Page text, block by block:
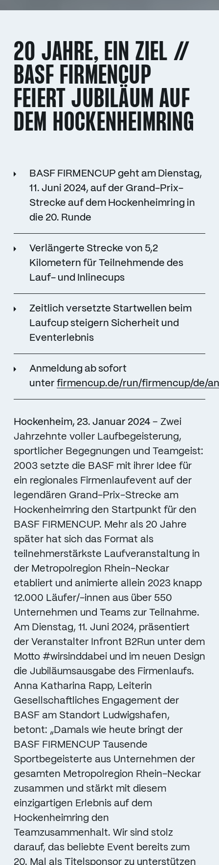
20 JAHRE, EIN ZIEL //
BASF FIRMENCUP
FEIERT JUBILÄUM AUF
DEM HOCKENHEIMRING
BASF FIRMENCUP geht am Dienstag,
11. Juni 2024, auf der Grand-Prix-
Strecke auf dem Hockenheimring in
die 20. Runde
Verlängerte Strecke von 5,2
Kilometern für Teilnehmende des
Lauf- und Inlinecups
Zeitlich versetzte Startwellen beim
Laufcup steigern Sicherheit und
Eventerlebnis
Anmeldung ab sofort
unter firmencup.de/run/firmencup/de/
Hockenheim, 23. Januar 2024 – Zwei
Jahrzehnte voller Laufbegeisterung,
sportlicher Begegnungen und Teamgeist:
2003 setzte die BASF mit ihrer Idee für
ein regionales Firmenlaufevent auf der
legendären Grand-Prix-Strecke am
Hockenheimring den Startpunkt für den
BASF FIRMENCUP. Mehr als 20 Jahre
später hat sich das Format als
teilnehmerstärkste Laufveranstaltung in
der Metropolregion Rhein-Neckar
etabliert und animierte allein 2023 knapp
12.000 Läufer/-innen aus über 550
Unternehmen und Teams zur Teilnahme.
Am Dienstag, 11. Juni 2024, präsentiert
der Veranstalter Infront B2Run unter dem
Motto #wirsinddabei und im neuen Design
die Jubiläumsausgabe des Firmenlaufs.
Anna Katharina Rapp, Leiterin
Gesellschaftliches Engagement der
BASF am Standort Ludwigshafen,
betont: „Damals wie heute bringt der
BASF FIRMENCUP Tausende
Sportbegeisterte aus Unternehmen der
gesamten Metropolregion Rhein-Neckar
zusammen und stärkt mit diesem
einzigartigen Erlebnis auf dem
Hockenheimring den
Teamzusammenhalt. Wir sind stolz
darauf, das beliebte Event bereits zum
20. Mal als Titelsponsor zu unterstützen